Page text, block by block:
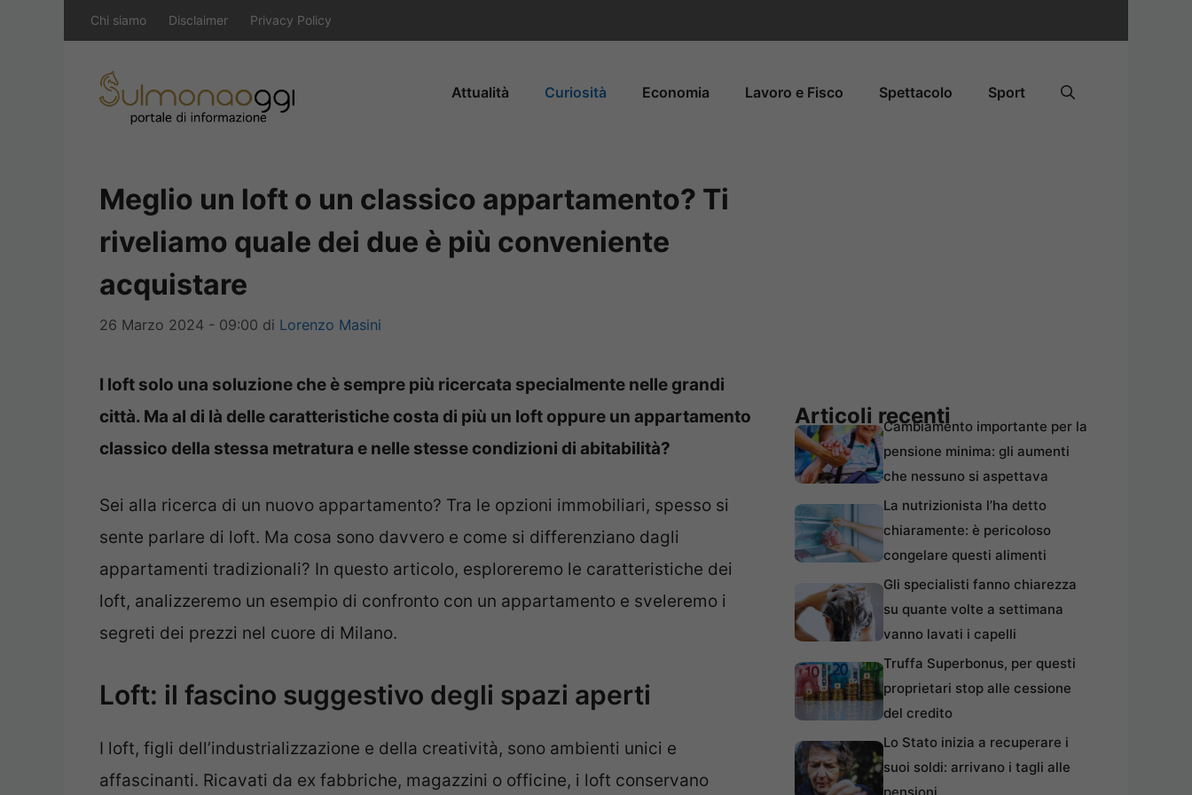
Chi siamo Disclaimer Privacy Policy
Attualità Curiosità Economia Lavoro e Fisco Spettacolo Sport
Meglio un loft o un classico appartamento? Ti
riveliamo quale dei due è più conveniente
acquistare
26 Marzo 2024 - 09:00 di Lorenzo Masini
I loft solo una soluzione che è sempre più ricercata specialmente nelle grandi
città. Ma al di là delle caratteristiche costa di più un loft oppure un appartamento
classico della stessa metratura e nelle stesse condizioni di abitabilità?
Sei alla ricerca di un nuovo appartamento? Tra le opzioni immobiliari, spesso si
sente parlare di loft. Ma cosa sono davvero e come si differenziano dagli
appartamenti tradizionali? In questo articolo, esploreremo le caratteristiche dei
loft, analizzeremo un esempio di confronto con un appartamento e sveleremo i
segreti dei prezzi nel cuore di Milano.
Loft: il fascino suggestivo degli spazi aperti
I loft, figli dell’industrializzazione e della creatività, sono ambienti unici e
affascinanti. Ricavati da ex fabbriche, magazzini o officine, i loft conservano
Articoli recentiCambiamento importante per la
pensione minima: gli aumenti
che nessuno si aspettava
La nutrizionista l’ha detto
chiaramente: è pericoloso
congelare questi alimenti
Gli specialisti fanno chiarezza
su quante volte a settimana
vanno lavati i capelli
Truffa Superbonus, per questi
proprietari stop alle cessione
del credito
Lo Stato inizia a recuperare i
suoi soldi: arrivano i tagli alle